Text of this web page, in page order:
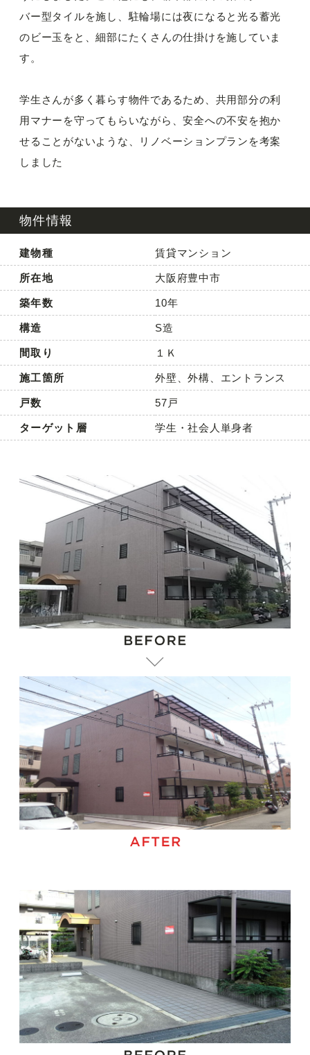
バー型タイルを施し、駐輪場には夜になると光る蓄光
のビー玉をと、細部にたくさんの仕掛けを施していま
す。
学生さんが多く暮らす物件であるため、共用部分の利
用マナーを守ってもらいながら、安全への不安を抱か
せることがないような、リノベーションプランを考案
しました
物件情報
建物種 賃貸マンション
所在地 大阪府豊中市
築年数 10年
構造 S造
間取り １Ｋ
施工箇所 外壁、外構、エントランス
戸数 57戸
ターゲット層 学生・社会人単身者